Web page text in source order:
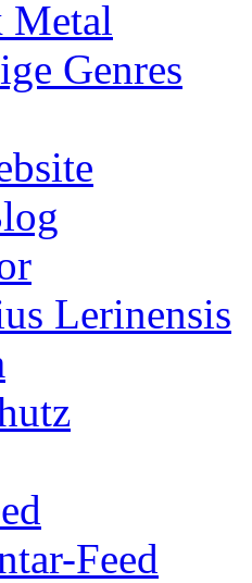
Metal
Genres
Lerinensis
Feed